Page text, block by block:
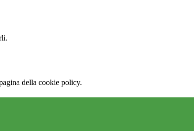
della cookie policy.